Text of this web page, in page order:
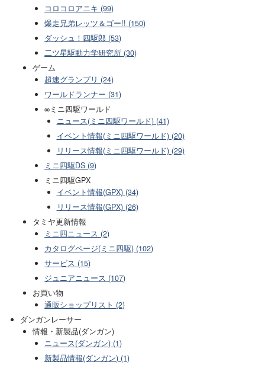
コロコロアニキ (99)
爆走兄弟レッツ＆ゴー!! (150)
ダッシュ！四駆郎 (53)
二ツ星駆動力学研究所 (30)
ゲーム
超速グランプリ (24)
ワールドランナー (31)
∞ミニ四駆ワールド
ニュース(ミニ四駆ワールド) (41)
イベント情報(ミニ四駆ワールド) (20)
リリース情報(ミニ四駆ワールド) (29)
ミニ四駆DS (9)
ミニ四駆GPX
イベント情報(GPX) (34)
リリース情報(GPX) (26)
タミヤ更新情報
ミニ四ニュース (2)
カタログページ(ミニ四駆) (102)
サービス (15)
ジュニアニュース (107)
お買い物
通販ショップリスト (2)
ダンガンレーサー
情報・新製品(ダンガン)
ニュース(ダンガン) (1)
新製品情報(ダンガン) (1)